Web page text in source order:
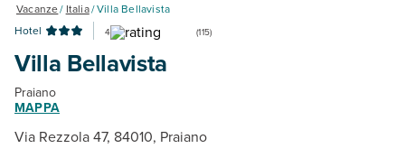
Vacanze/ Italia/Villa Bellavista
Hotel
4 (115)
Villa Bellavista
Praiano
MAPPA
Via Rezzola 47, 84010, Praiano